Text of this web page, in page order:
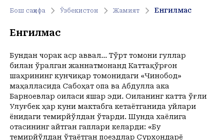
ЎЗБЕКИСТОН
Жамият
Иқтисод
Иқтисод
Сиёсат
ЎЗГАЧА РАКУРС
МЕҲНАТ ҲУҚУҚИ
ҲОДИСА
ИНТЕРВЬЮ
Telefon raqamingizni kiritng
Tasdiqlash kodini SMS orqali yuboramiz
Менинг саҳифам
Сақланганлар
+32 C
Hozir
+32C
13:00
+34C
14:00
+34C
15:00
+35C
16:00
+35 C
17:00
+35C
18:00
+34 C
19:00
+32C
20:00
+29
Бош саҳифа Ўзбекистон Жамият Енгилмас
Енгилмас
Бундан чорак аср аввал... Тўрт томони гуллар
билан ўралган жаннатмонанд Каттақўрғон
шаҳрининг кунчиқар томонидаги «Чинобод»
маҳалласида Сабоҳат опа ва Абдулла ака
Барноевлар оиласи яшар эди. Оиланинг катта ўғли
Улуғбек ҳар куни мактабга кетаётганида уйлари
ёнидаги темирйўлдан ўтарди. Шунда хаёлига
отасининг айтган гаплари келарди: «Бу
темирйўлдан ўтаётган поездлар Сурхондарё